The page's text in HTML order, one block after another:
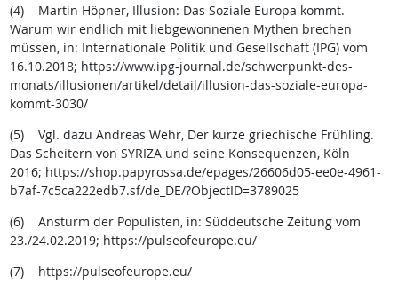
(4) Martin Höpner, Illusion: Das Soziale Europa kommt.
Warum wir endlich mit liebgewonnenen Mythen brechen
müssen, in: Internationale Politik und Gesellschaft (IPG) vom
16.10.2018; https://www.ipg-journal.de/schwerpunkt-des-
monats/illusionen/artikel/detail/illusion-das-soziale-europa-
kommt-3030/
(5) Vgl. dazu Andreas Wehr, Der kurze griechische Frühling.
Das Scheitern von SYRIZA und seine Konsequenzen, Köln
2016; https://shop.papyrossa.de/epages/26606d05-ee0e-4961-
b7af-7c5ca222edb7.sf/de_DE/?ObjectID=3789025
(6) Ansturm der Populisten, in: Süddeutsche Zeitung vom
23./24.02.2019; https://pulseofeurope.eu/
(7) https://pulseofeurope.eu/